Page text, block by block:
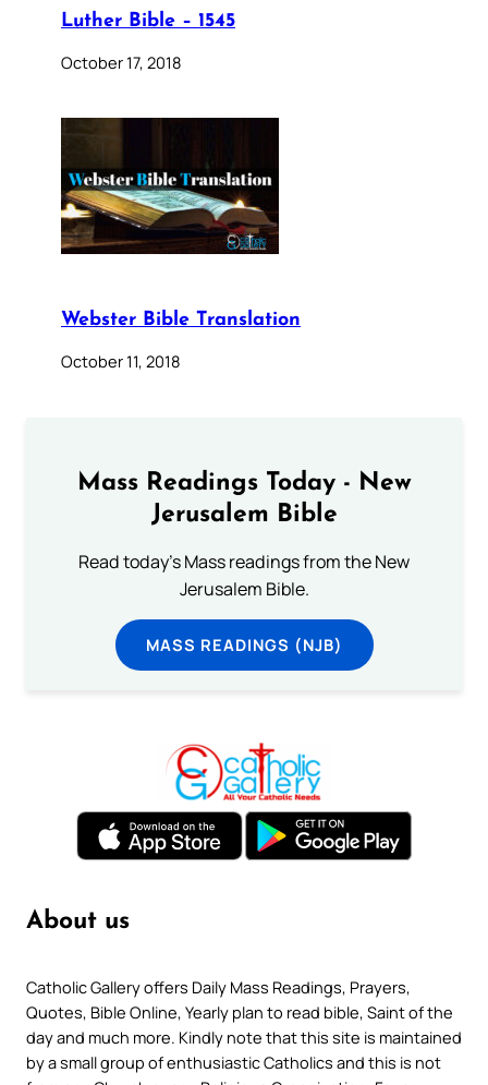
Luther Bible – 1545
October 17, 2018
Webster Bible Translation
October 11, 2018
Mass Readings Today - New
Jerusalem Bible
Read today's Mass readings from the New
Jerusalem Bible.
MASS READINGS (NJB)
About us
Catholic Gallery offers Daily Mass Readings, Prayers,
Quotes, Bible Online, Yearly plan to read bible, Saint of the
day and much more. Kindly note that this site is maintained
by a small group of enthusiastic Catholics and this is not